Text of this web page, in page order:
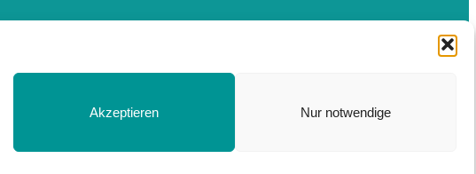
Akzeptieren Nur notwendige